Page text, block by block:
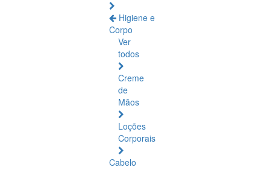
Higiene e
Corpo
Ver
todos
Creme
de
Mãos
Loções
Corporais
Cabelo